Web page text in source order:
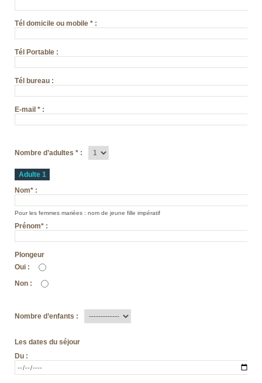
Tél domicile ou mobile * :
Tél Portable :
Tél bureau :
E-mail * :
Nombre d’adultes * :
Adulte 1
Nom* :
Pour les femmes mariées : nom de jeune fille impératif
Prénom* :
Plongeur
Oui :
Non :
Nombre d’enfants :
Les dates du séjour
Du :